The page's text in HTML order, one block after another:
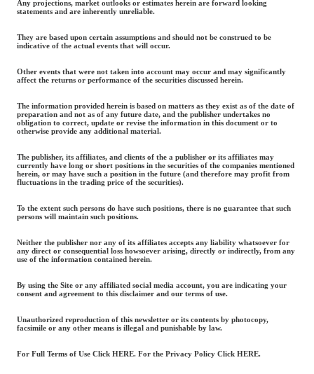
Any projections, market outlooks or estimates herein are forward looking
statements and are inherently unreliable.
They are based upon certain assumptions and should not be construed to be
indicative of the actual events that will occur.
Other events that were not taken into account may occur and may significantly
affect the returns or performance of the securities discussed herein.
The information provided herein is based on matters as they exist as of the date of
preparation and not as of any future date, and the publisher undertakes no
obligation to correct, update or revise the information in this document or to
otherwise provide any additional material.
The publisher, its affiliates, and clients of the a publisher or its affiliates may
currently have long or short positions in the securities of the companies mentioned
herein, or may have such a position in the future (and therefore may profit from
fluctuations in the trading price of the securities).
To the extent such persons do have such positions, there is no guarantee that such
persons will maintain such positions.
Neither the publisher nor any of its affiliates accepts any liability whatsoever for
any direct or consequential loss howsoever arising, directly or indirectly, from any
use of the information contained herein.
By using the Site or any affiliated social media account, you are indicating your
consent and agreement to this disclaimer and our terms of use.
Unauthorized reproduction of this newsletter or its contents by photocopy,
facsimile or any other means is illegal and punishable by law.
For Full Terms of Use Click HERE. For the Privacy Policy Click HERE.